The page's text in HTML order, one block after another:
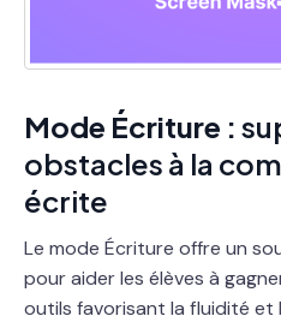
Mode Écriture :
obstacles à la
écrite
Le mode Écriture offre un
pour aider les élèves à
outils favorisant la fluidité et